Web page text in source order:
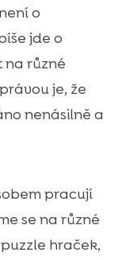
reakce
jak vybrat
učení
a zóny
o
jde o
různé
je, že
nenásilně a
pracují
se na různé
hraček,